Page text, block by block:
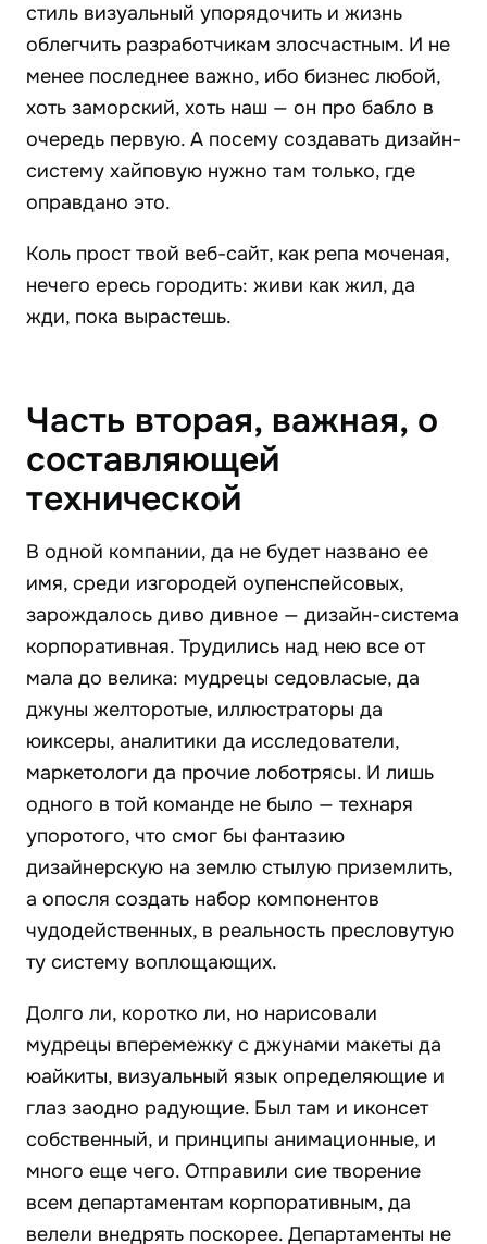
стиль визуальный упорядочить и жизнь
облегчить разработчикам злосчастным. И не
менее последнее важно, ибо бизнес любой,
хоть заморский, хоть наш — он про бабло в
очередь первую. А посему создавать дизайн-
систему хайповую нужно там только, где
оправдано это.
Коль прост твой веб-сайт, как репа моченая,
нечего ересь городить: живи как жил, да
жди, пока вырастешь.
Часть вторая, важная, о
составляющей
технической
В одной компании, да не будет названо ее
имя, среди изгородей оупенспейсовых,
зарождалось диво дивное — дизайн-система
корпоративная. Трудились над нею все от
мала до велика: мудрецы седовласые, да
джуны желторотые, иллюстраторы да
юиксеры, аналитики да исследователи,
маркетологи да прочие лоботрясы. И лишь
одного в той команде не было — технаря
упоротого, что смог бы фантазию
дизайнерскую на землю стылую приземлить,
а опосля создать набор компонентов
чудодейственных, в реальность пресловутую
ту систему воплощающих.
Долго ли, коротко ли, но нарисовали
мудрецы вперемежку с джунами макеты да
юайкиты, визуальный язык определяющие и
глаз заодно радующие. Был там и иконсет
собственный, и принципы анимационные, и
много еще чего. Отправили сие творение
всем департаментам корпоративным, да
велели внедрять поскорее. Департаменты не